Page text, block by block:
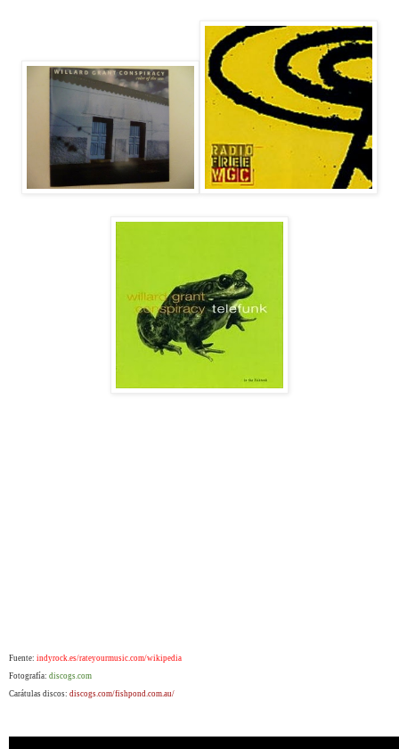
Fuente: indyrock.es/rateyourmusic.com/wikipedia
Fotografía: discogs.com
Carátulas discos: discogs.com/fishpond.com.au/